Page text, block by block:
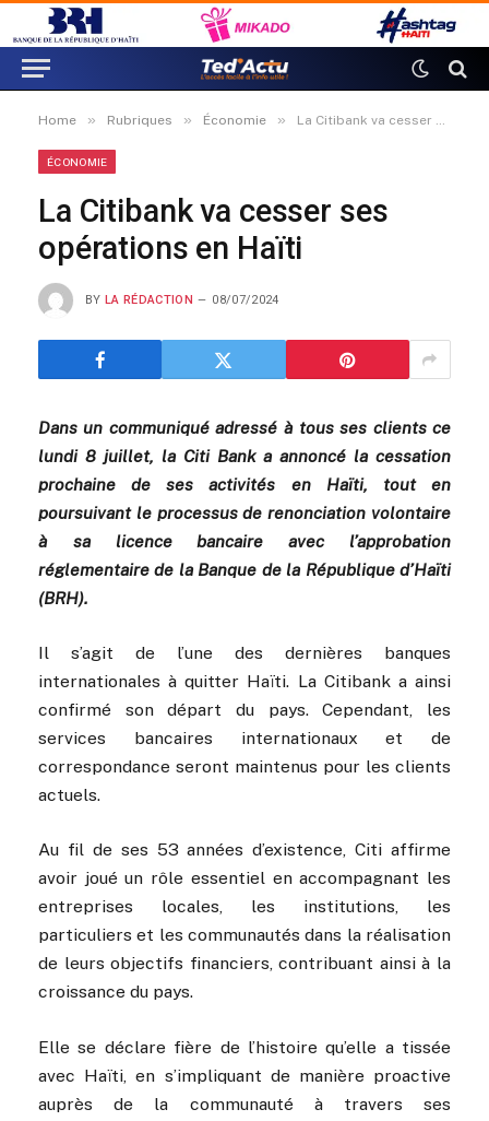
Home » Rubriques » Économie » La Citibank va cesser ses opérations en Haïti
ÉCONOMIE
La Citibank va cesser ses
opérations en Haïti
BY LA RÉDACTION 08/07/2024
Dans un communiqué adressé à tous ses clients ce
lundi 8 juillet, la Citi Bank a annoncé la cessation
prochaine de ses activités en Haïti, tout en
poursuivant le processus de renonciation volontaire
à sa licence bancaire avec l’approbation
réglementaire de la Banque de la République d’Haïti
(BRH).
Il s’agit de l’une des dernières banques
internationales à quitter Haïti. La Citibank a ainsi
confirmé son départ du pays. Cependant, les
services bancaires internationaux et de
correspondance seront maintenus pour les clients
actuels.
Au fil de ses 53 années d’existence, Citi affirme
avoir joué un rôle essentiel en accompagnant les
entreprises locales, les institutions, les
particuliers et les communautés dans la réalisation
de leurs objectifs financiers, contribuant ainsi à la
croissance du pays.
Elle se déclare fière de l’histoire qu’elle a tissée
avec Haïti, en s’impliquant de manière proactive
auprès de la communauté à travers ses